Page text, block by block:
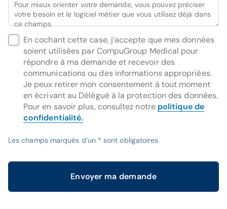
Pour mieux orienter votre demande, vous pouvez préciser
votre besoin et le logiciel métier que vous utilisez déjà dans
ce champs.
En cochant cette case, j’accepte que mes données
soient utilisées par CompuGroup Medical pour
répondre à ma demande et recevoir des
communications ou des informations appropriées.
Je peux retirer mon consentement à tout moment
en écrivant au Délégué à la protection des données.
Pour en savoir plus, consultez notre politique de
confidentialité.
Les champs marqués d’un * sont obligatoires
Envoyer ma demande